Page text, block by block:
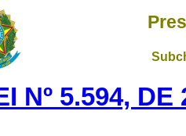
Nº 5.594,